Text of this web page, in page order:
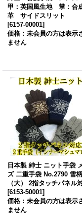
甲：英国風生地 掌：合
革 サイドスリット
[6157-00001]
価格：未会員の方は表示
ません
日本製 紳士 ニット手袋
ズ 二重手袋 No.2790 雪
（大） 2指タッチパネル
[6153-50001]
価格：未会員の方は表示
ません